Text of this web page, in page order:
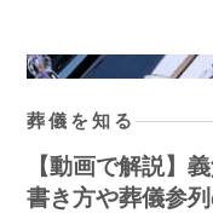
葬儀を知る
【動画で解説】
書き方や葬儀参